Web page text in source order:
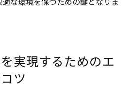
実現するためのエ
ツ